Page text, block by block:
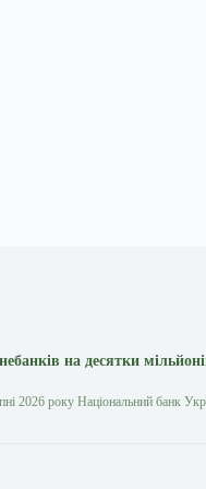
на десятки
року Національний банк